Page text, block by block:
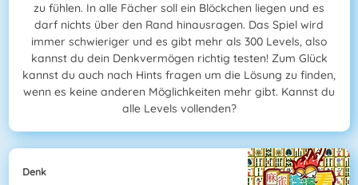
zu fühlen. In alle Fächer soll ein Blöckchen liegen und es
darf nichts über den Rand hinausragen. Das Spiel wird
immer schwieriger und es gibt mehr als 300 Levels, also
kannst du dein Denkvermögen richtig testen! Zum Glück
kannst du auch nach Hints fragen um die Lösung zu finden,
wenn es keine anderen Möglichkeiten mehr gibt. Kannst du
alle Levels vollenden?
Denk